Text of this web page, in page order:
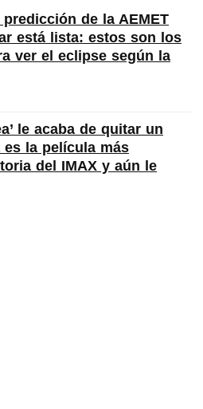
de la AEMET
está lista: estos son los
ver el eclipse según la
le acaba de quitar un
es la película más
del IMAX y aún le